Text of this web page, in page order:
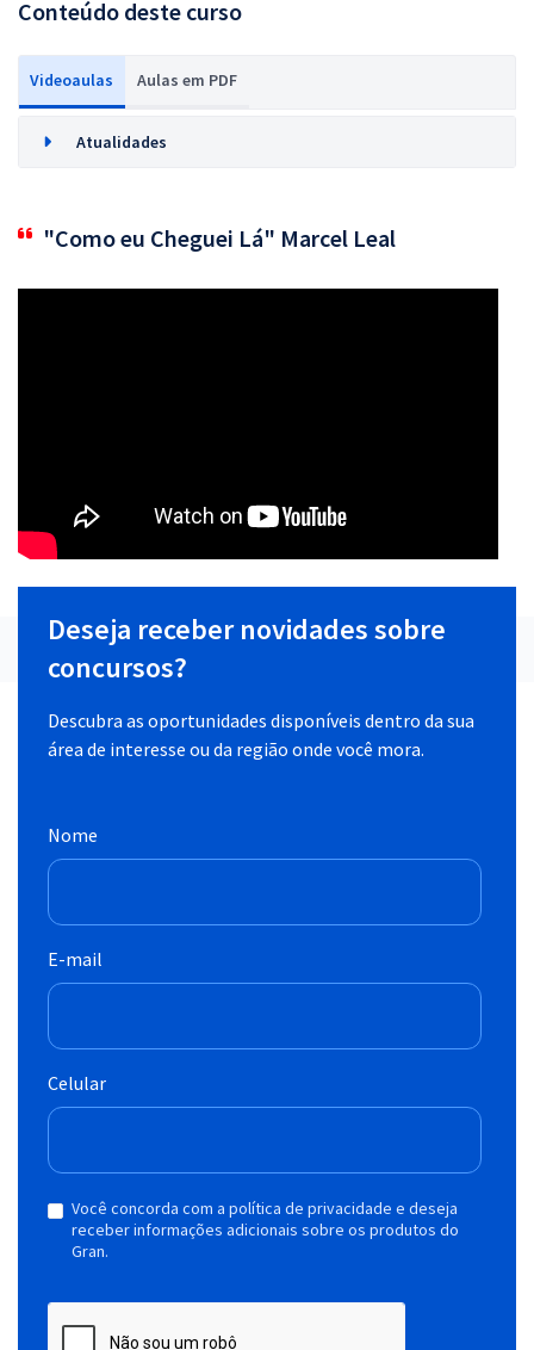
Conteúdo deste curso
Videoaulas Aulas em PDF
Atualidades
"Como eu Cheguei Lá" Marcel Leal
Deseja receber novidades sobre
concursos?
Descubra as oportunidades disponíveis dentro da sua
área de interesse ou da região onde você mora.
Nome
E-mail
Celular
Você concorda com a política de privacidade e deseja
receber informações adicionais sobre os produtos do
Gran.